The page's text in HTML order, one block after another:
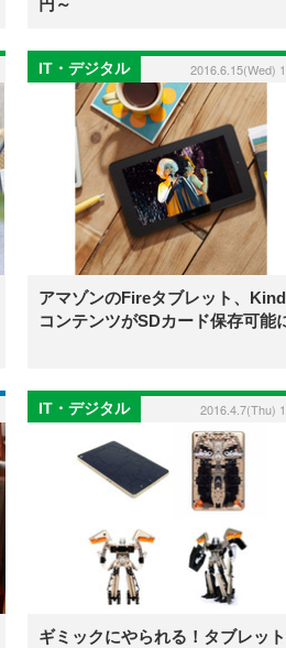
円～
IT・デジタル 2016.6.15(Wed)
アマゾンのFireタブレット、
コンテンツがSDカード保存可能
IT・デジタル 2016.4.7(Thu)
ギミックにやられる！タブレッ